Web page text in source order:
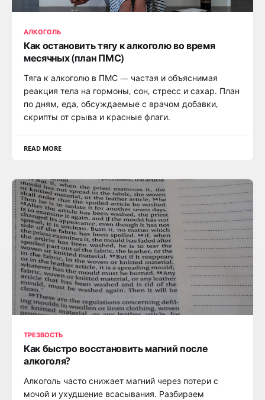
АЛКОГОЛЬ
Как остановить тягу к алкоголю во время
месячных (план ПМС)
Тяга к алкоголю в ПМС — частая и объяснимая
реакция тела на гормоны, сон, стресс и сахар. План
по дням, еда, обсуждаемые с врачом добавки,
скрипты от срыва и красные флаги.
READ MORE
ТРЕЗВОСТЬ
Как быстро восстановить магний после
алкоголя?
Алкоголь часто снижает магний через потери с
мочой и ухудшение всасывания. Разбираем